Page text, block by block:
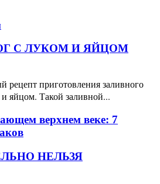
С ЛУКОМ И ЯЙЦОМ
рецепт приготовления заливного
яйцом. Такой заливной...
верхнем веке: 7
НЕЛЬЗЯ